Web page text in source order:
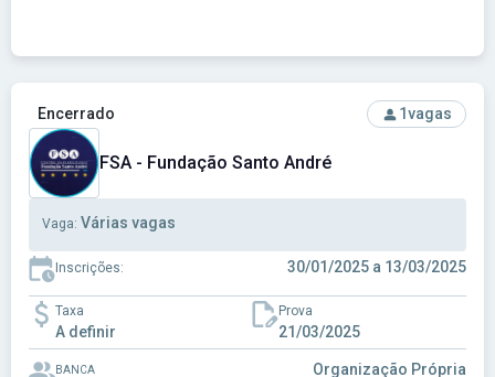
Ver concurso: FSA - Fundação Santo André
Encerrado 1vagas
FSA - Fundação Santo André
Vaga: Várias vagas
Inscrições: 30/01/2025 a 13/03/2025
Taxa
A definir
Prova
21/03/2025
BANCA Organização Própria